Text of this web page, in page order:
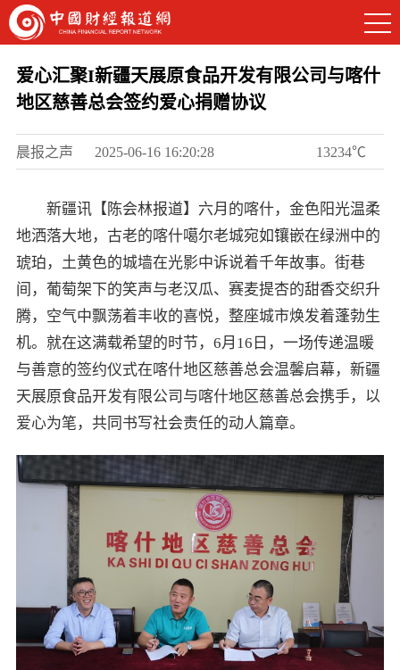
爱心汇聚I新疆天展原食品开发有限公司与喀什
地区慈善总会签约爱心捐赠协议
晨报之声 2025-06-16 16:20:28 13234℃
新疆讯【陈会林报道】六月的喀什，金色阳光温柔
地洒落大地，古老的喀什噶尔老城宛如镶嵌在绿洲中的
琥珀，土黄色的城墙在光影中诉说着千年故事。街巷
间，葡萄架下的笑声与老汉瓜、赛麦提杏的甜香交织升
腾，空气中飘荡着丰收的喜悦，整座城市焕发着蓬勃生
机。就在这满载希望的时节，6月16日，一场传递温暖
与善意的签约仪式在喀什地区慈善总会温馨启幕，新疆
天展原食品开发有限公司与喀什地区慈善总会携手，以
爱心为笔，共同书写社会责任的动人篇章。